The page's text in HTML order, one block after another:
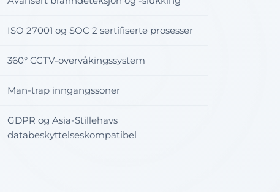
ISO 27001 og SOC 2 sertifiserte prosesser
360° CCTV-overvåkingssystem
Man-trap inngangssoner
GDPR og Asia-Stillehavs
databeskyttelseskompatibel